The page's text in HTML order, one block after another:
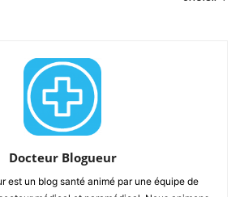
Docteur Blogueur
est un blog santé animé par une équipe de